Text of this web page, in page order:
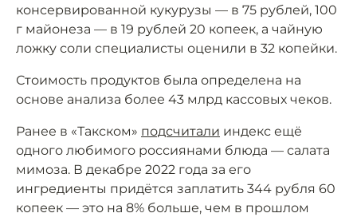
консервированной кукурузы — в 75 рублей, 100
г майонеза — в 19 рублей 20 копеек, а чайную
ложку соли специалисты оценили в 32 копейки.
Стоимость продуктов была определена на
основе анализа более 43 млрд кассовых чеков.
Ранее в «Такском» подсчитали индекс ещё
одного любимого россиянами блюда — салата
мимоза. В декабре 2022 года за его
ингредиенты придётся заплатить 344 рубля 60
копеек — это на 8% больше, чем в прошлом